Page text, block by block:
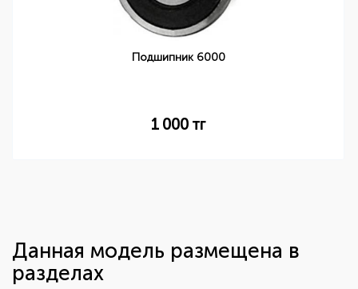
Подшипник 6000
1 000 тг
Данная модель размещена в
разделах